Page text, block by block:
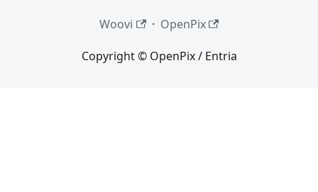
Woovi · OpenPix
Copyright © OpenPix / Entria